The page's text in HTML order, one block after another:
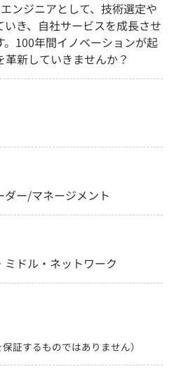
ンジニアとして、技術選定や
き、自社サービスを成長させ
100年間イノベーションが起
新していきませんか？
ダー/マネージメント
ドル・ネットワーク
証するものではありません）